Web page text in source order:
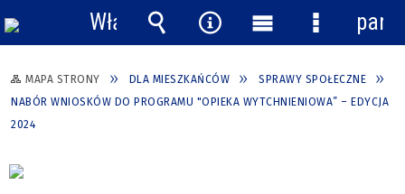
MAPA STRONY DLA MIESZKAŃCÓW
SPRAWY SPOŁECZNE
NABÓR WNIOSKÓW DO PROGRAMU "OPIEKA WYTCHNIENIOWA” – EDYCJA
2024
Włącz
powiadomienia
Wyszukiwarka
Narzędzia
Menu
główne
Menu
panel